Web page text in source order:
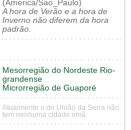
(America/Sao_Paulo)
A hora de Verão e a hora de
Inverno não diferem da hora
padrão.
Mesorregião do Nordeste Rio-
grandense
Microrregião de Guaporé
Atualmente o de União da Serra não
tem nenhuma cidade irmã.